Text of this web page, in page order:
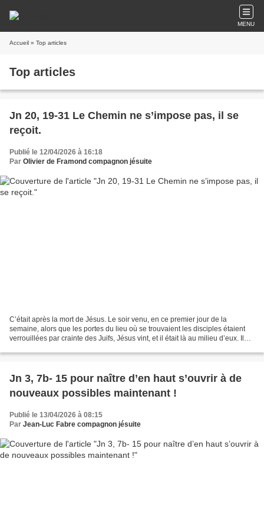
MENU
Accueil » Top articles
Top articles
Jn 20, 19-31 Le Chemin ne s’impose pas, il se
reçoit.
Publié le 12/04/2026 à 16:18
Par Olivier de Framond compagnon jésuite
C’était après la mort de Jésus. Le soir venu, en ce premier jour de la
semaine, alors que les portes du lieu où se trouvaient les disciples étaient
verrouillées par crainte des Juifs, Jésus vint, et il était là au milieu d’eux. Il
Jn 3, 7b- 15 pour naître d’en haut s’ouvrir à de
nouveaux possibles maintenant !
Publié le 13/04/2026 à 08:15
Par Jean-Luc Fabre compagnon jésuite